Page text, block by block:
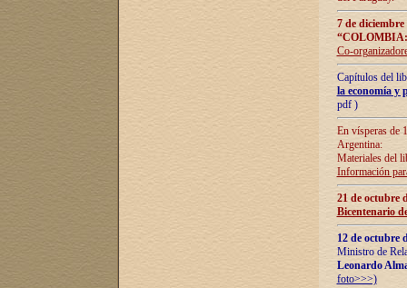
7 de
Co-
Capítulos del
la economía y
pdf )
En vísperas de
Argentina:
Materiales del
Información
21 de octubre
Bicentenario
12 de octubre
Ministro de
Leonardo
foto>>>)